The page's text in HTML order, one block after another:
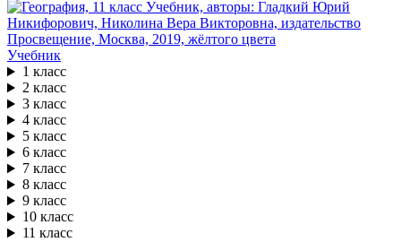
Учебник
1 класс
2 класс
3 класс
4 класс
5 класс
6 класс
7 класс
8 класс
9 класс
10 класс
11 класс